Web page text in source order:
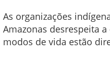
As organizações
Amazonas desrespeita
modos de vida estão